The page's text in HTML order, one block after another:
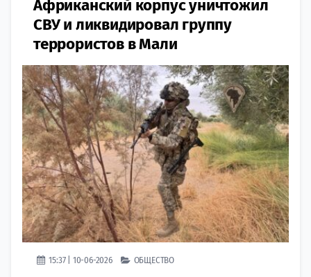
Африканский корпус уничтожил
СВУ и ликвидировал группу
террористов в Мали
15:37 | 10-06-2026 ОБЩЕСТВО